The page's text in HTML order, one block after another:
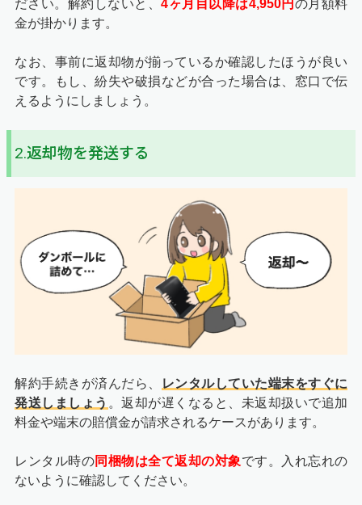
ださい。解約しないと、4ヶ月目以降は4,950円 の月額料
金が掛かります。
なお、事前に返却物が揃っているか確認したほうが良い
です。もし、紛失や破損などが合った場合は、窓口で伝
えるようにしましょう。
2.返却物を発送する
解約手続きが済んだら、
レンタルしていた端末をすぐに
発送しましょう 。返却が遅くなると、未返却扱いで追加
料金や端末の賠償金が請求されるケースがあります。
レンタル時の同梱物は全て返却の対象です。入れ忘れの
ないように確認してください。